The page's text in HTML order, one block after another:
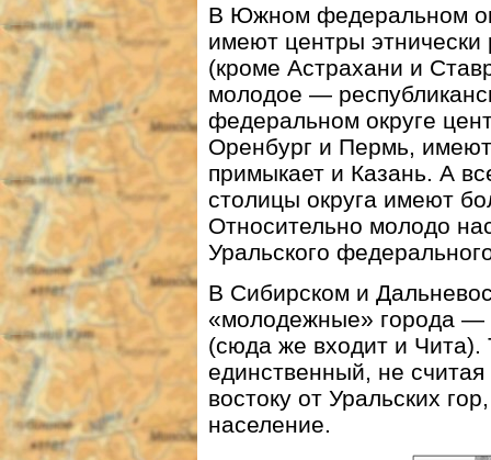
В Южном федеральном
имеют центры этнически
(кроме Астрахани и
молодое —
федеральном округе
Оренбург и Пермь,
примыкает и Казань. А
столицы округа имеют
Относительно молодо
Уральского
В Сибирском и
«молодежные» города —
(сюда же входит и
единственный, не
востоку от Уральских
население.